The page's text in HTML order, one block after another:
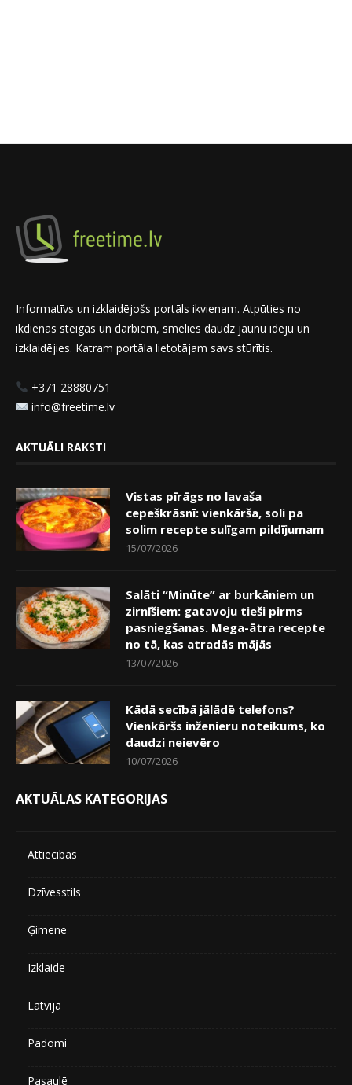
Informatīvs un izklaidējošs portāls ikvienam. Atpūties no
ikdienas steigas un darbiem, smelies daudz jaunu ideju un
izklaidējies. Katram portāla lietotājam savs stūrītis.
+371 28880751
info@freetime.lv
AKTUĀLI RAKSTI
Vistas pīrāgs no lavaša
cepeškrāsnī: vienkārša, soli pa
solim recepte sulīgam pildījumam
15/07/2026
Salāti “Minūte” ar burkāniem un
zirnīšiem: gatavoju tieši pirms
pasniegšanas. Mega-ātra recepte
no tā, kas atradās mājās
13/07/2026
Kādā secībā jālādē telefons?
Vienkāršs inženieru noteikums, ko
daudzi neievēro
10/07/2026
AKTUĀLAS KATEGORIJAS
Attiecības
Dzīvesstils
Ģimene
Izklaide
Latvijā
Padomi
Pasaulē